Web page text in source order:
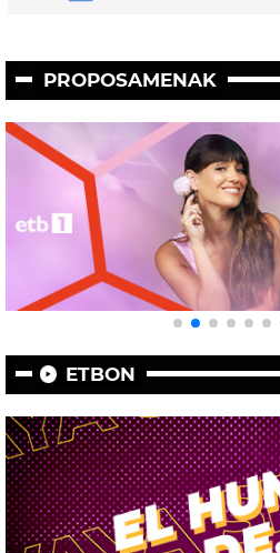
PROPOSAMENAK
ETBON